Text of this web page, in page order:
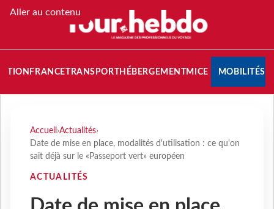
Aller au contenu
FRANCETRANSPORT HÉBERGEMENTMICE MOBILITÉS
Accueil ›Actualités›
Date de mise en place, modalités d'utilisation : ce qu'on
sait déjà sur le «Passeport vert» européen
ACTUALITÉS